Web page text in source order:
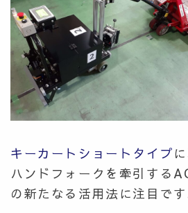
キーカートショートタイプ
ハンドフォークを牽引する
の新たなる活用法に注目です